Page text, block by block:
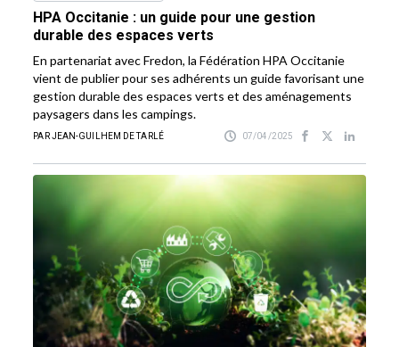
HPA Occitanie : un guide pour une gestion
durable des espaces verts
En partenariat avec Fredon, la Fédération HPA Occitanie
vient de publier pour ses adhérents un guide favorisant une
gestion durable des espaces verts et des aménagements
paysagers dans les campings.
PAR JEAN-GUILHEM DE TARLÉ 07/04/2025